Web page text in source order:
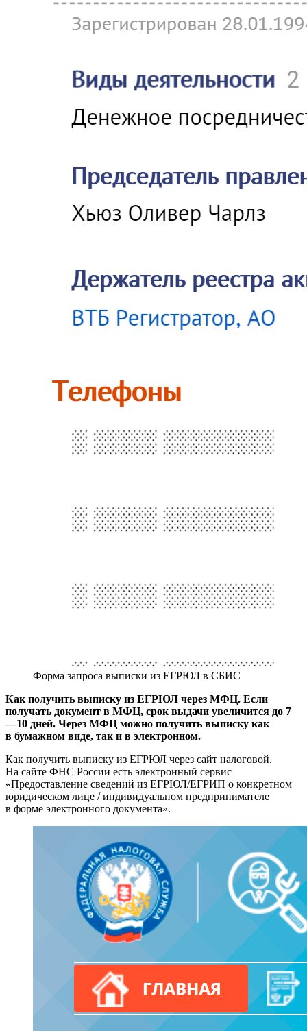
Форма запроса выписки из ЕГРЮЛ в СБИС
Как получить выписку из ЕГРЮЛ через МФЦ. Если
получать документ в МФЦ, срок выдачи увеличится до 7
—10 дней. Через МФЦ можно получить выписку как
в бумажном виде, так и в электронном.
Как получить выписку из ЕГРЮЛ через сайт налоговой.
На сайте ФНС России есть электронный сервис
«Предоставление сведений из ЕГРЮЛ/ЕГРИП о конкретном
юридическом лице / индивидуальном предпринимателе
в форме электронного документа».